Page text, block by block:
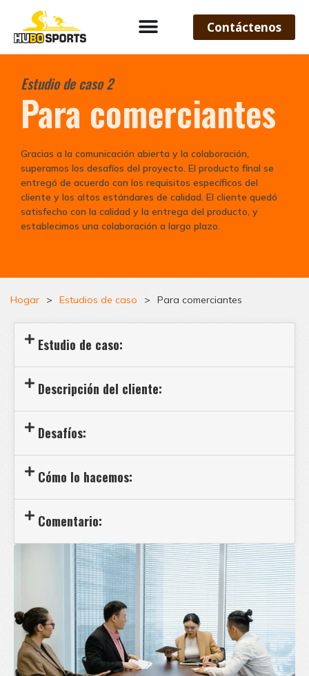
Contáctenos
Estudio de caso 2
Para comerciantes
Gracias a la comunicación abierta y la colaboración,
superamos los desafíos del proyecto. El producto final se
entregó de acuerdo con los requisitos específicos del
cliente y los altos estándares de calidad. El cliente quedó
satisfecho con la calidad y la entrega del producto, y
establecimos una colaboración a largo plazo.
Hogar > Estudios de caso > Para comerciantes
Estudio de caso:
Descripción del cliente:
Desafíos:
Cómo lo hacemos:
Comentario: